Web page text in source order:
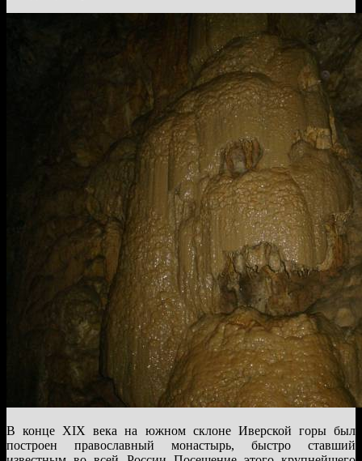
В конце XIX века на южном склоне Иверской горы был
построен православный монастырь, быстро ставший